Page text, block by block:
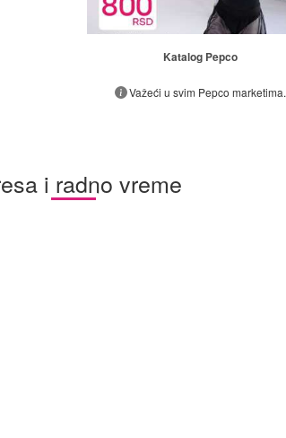
Katalog Pepco
Važeći u svim Pepco marketima.
i radno vreme